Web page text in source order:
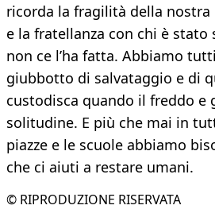
ricorda la fragilità della nostra
e la fratellanza con chi è stato
non ce l’ha fatta. Abbiamo
giubbotto di salvataggio e di
custodisca quando il freddo e
solitudine. E più che mai in
piazze e le scuole abbiamo
che ci aiuti a restare umani.
© RIPRODUZIONE RISERVATA